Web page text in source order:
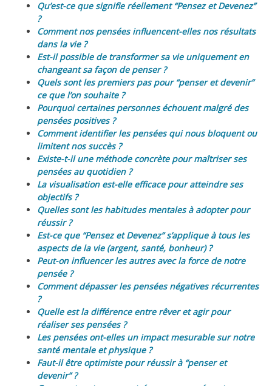
Qu’est-ce que signifie réellement “Pensez et Devenez”
?
Comment nos pensées influencent-elles nos résultats
dans la vie ?
Est-il possible de transformer sa vie uniquement en
changeant sa façon de penser ?
Quels sont les premiers pas pour “penser et devenir”
ce que l’on souhaite ?
Pourquoi certaines personnes échouent malgré des
pensées positives ?
Comment identifier les pensées qui nous bloquent ou
limitent nos succès ?
Existe-t-il une méthode concrète pour maîtriser ses
pensées au quotidien ?
La visualisation est-elle efficace pour atteindre ses
objectifs ?
Quelles sont les habitudes mentales à adopter pour
réussir ?
Est-ce que “Pensez et Devenez” s’applique à tous les
aspects de la vie (argent, santé, bonheur) ?
Peut-on influencer les autres avec la force de notre
pensée ?
Comment dépasser les pensées négatives récurrentes
?
Quelle est la différence entre rêver et agir pour
réaliser ses pensées ?
Les pensées ont-elles un impact mesurable sur notre
santé mentale et physique ?
Faut-il être optimiste pour réussir à “penser et
devenir” ?